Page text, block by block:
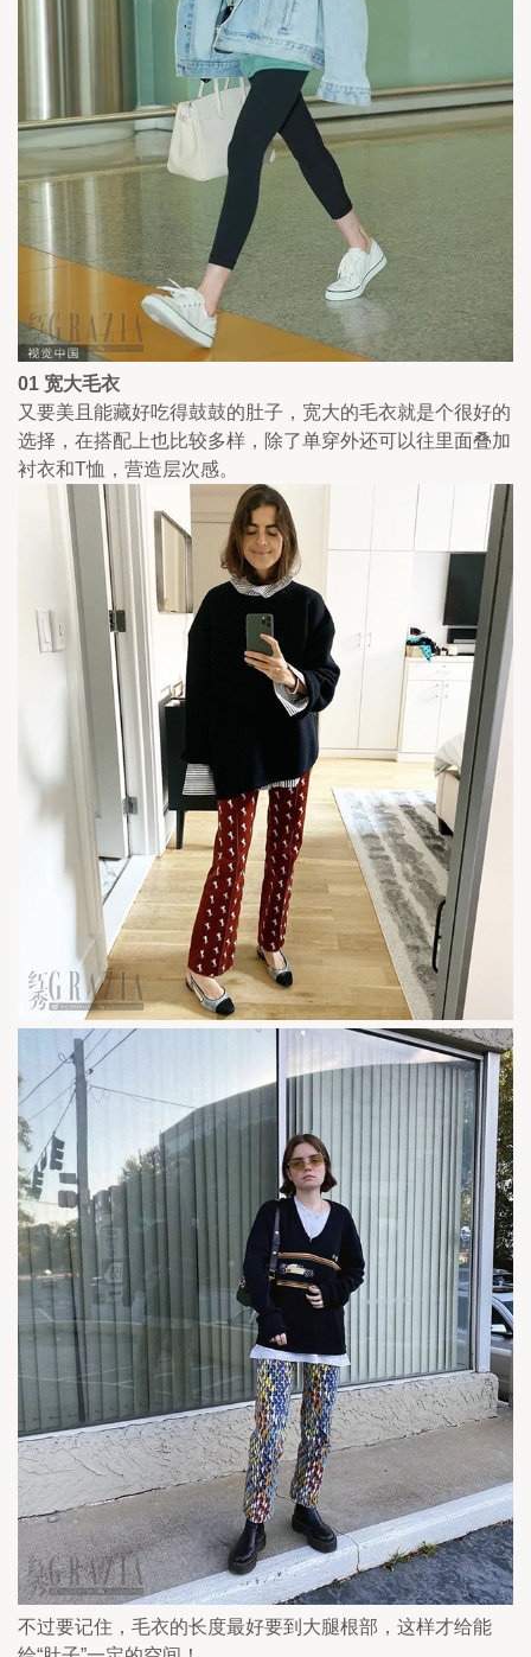
01 宽大毛衣
又要美且能藏好吃得鼓鼓的肚子，宽大的毛衣就是个很好的
选择，在搭配上也比较多样，除了单穿外还可以往里面叠加
衬衣和T恤，营造层次感。
不过要记住，毛衣的长度最好要到大腿根部，这样才给能